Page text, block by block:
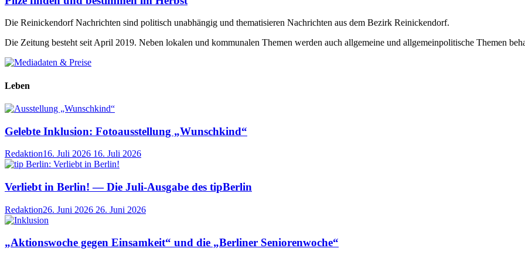
Die Reinickendorf Nachrichten sind politisch unabhängig und thematisieren Nachrichten aus dem Bezirk Reinickendorf.
Die Zeitung besteht seit April 2019. Neben lokalen und kommunalen Themen werden auch allgemeine und allgemeinpolitische Themen
Leben
Gelebte Inklusion: Fotoausstellung „Wunschkind“
Redaktion16. Juli 2026 16. Juli 2026
Verliebt in Berlin! — Die Juli-Ausgabe des tipBerlin
Redaktion26. Juni 2026 26. Juni 2026
„Aktionswoche gegen Einsamkeit“ und die „Berliner Seniorenwoche“